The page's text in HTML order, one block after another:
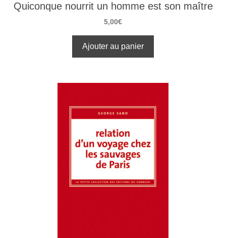
Quiconque nourrit un homme est son maître
5,00€
Ajouter au panier